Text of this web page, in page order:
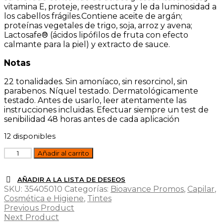
vitamina E, proteje, reestructura y le da luminosidad a
los cabellos frágiles.Contiene aceite de argán;
proteínas vegetales de trigo, soja, arroz y avena;
Lactosafe® (ácidos lipófilos de fruta con efecto
calmante para la piel) y extracto de sauce.
Notas
22 tonalidades. Sin amoníaco, sin resorcinol, sin
parabenos. Níquel testado. Dermatológicamente
testado. Antes de usarlo, leer atentamente las
instrucciones incluidas. Efectuar siempre un test de
senibilidad 48 horas antes de cada aplicación
12 disponibles
TINTE
1.0
140
ML.BIOKAP
cantidad
Añadir al carrito
AÑADIR A LA LISTA DE DESEOS
SKU: 35405010 Categorías: Bioavance Promos, Capilar,
Cosmética e Higiene, Tintes
Previous Product
Next Product